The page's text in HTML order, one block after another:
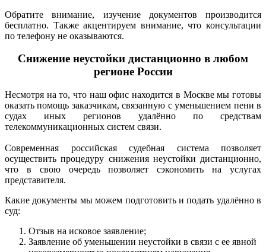
Обратите внимание, изучение документов производится
бесплатно. Также акцентируем внимание, что консультации
по телефону не оказываются.
Снижение неустойки дистанционно в любом
регионе России
Несмотря на то, что наш офис находится в Москве мы готовы
оказать помощь заказчикам, связанную с уменьшением пени в
судах иных регионов удалённо по средствам
телекоммуникационных систем связи.
Современная российская судебная система позволяет
осуществить процедуру снижения неустойки дистанционно,
что в свою очередь позволяет сэкономить на услугах
представителя.
Какие документы мы можем подготовить и подать удалённо в
суд:
Отзыв на исковое заявление;
Заявление об уменьшении неустойки в связи с ее явной